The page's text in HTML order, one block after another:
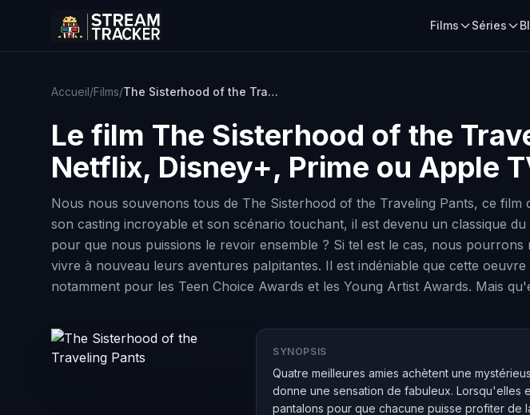
Films Séries
Accueil/Films/ The Sisterhood of the Traveling Pants
Le film The Sisterhood of the
Netflix, Disney+, Prime ou Apple
Nous nous souvenons tous de The Sisterhood of the Traveling Pants, ce
son casting incroyable et son scénario touchant, il est devenu un classique
pour que nous puissions le revoir ensemble ? Si tel est le cas, nous
vivre à nouveau leurs aventures palpitantes. Il est indéniable que cette
notamment pour les Teen Choice Awards et les Young Artist Awards. Mais
SYNOPSIS
Quatre meilleures amies achètent une
donne une sensation de fabuleux. Lorsqu'elles
pantalons pour que chacune puisse profiter de